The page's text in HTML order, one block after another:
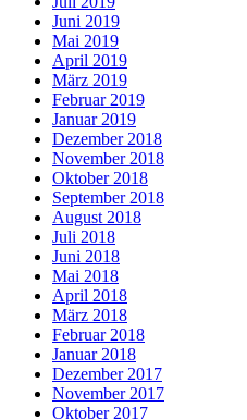
Juni 2019
Mai 2019
April 2019
März 2019
Februar 2019
Januar 2019
Dezember 2018
November 2018
Oktober 2018
September 2018
August 2018
Juli 2018
Juni 2018
Mai 2018
April 2018
März 2018
Februar 2018
Januar 2018
Dezember 2017
November 2017
Oktober 2017